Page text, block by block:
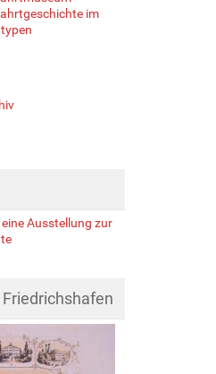
im
Ausstellung zur